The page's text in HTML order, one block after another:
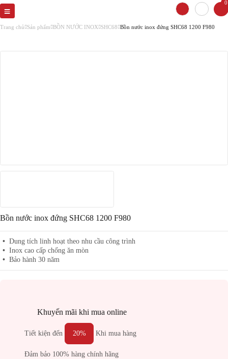
0
Trang chủ Sản phẩm BỒN NƯỚC INOX SHC68 Bồn nước inox đứng SHC68 1200 F980
Bồn nước inox đứng SHC68 1200 F980
Dung tích linh hoạt theo nhu cầu công trình
Inox cao cấp chống ăn mòn
Bảo hành 30 năm
Khuyến mãi khi mua online
Tiết kiện đến 20% Khi mua hàng
Đảm bảo 100% hàng chính hãng